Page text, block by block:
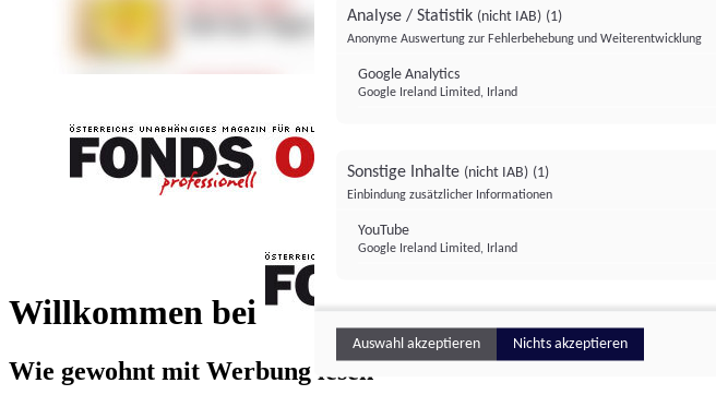
Willkommen bei
FONDS professionell
Wie gewohnt mit Werbung lesen
Analyse / Statistik (nicht IAB) (1)
Anonyme Auswertung zur Fehlerbehebung und Weiterentwicklung
Google Analytics
Google Ireland Limited, Irland
Sonstige Inhalte (nicht IAB) (1)
Einbindung zusätzlicher Informationen
YouTube
Google Ireland Limited, Irland
Auswahl akzeptieren Nichts akzeptieren